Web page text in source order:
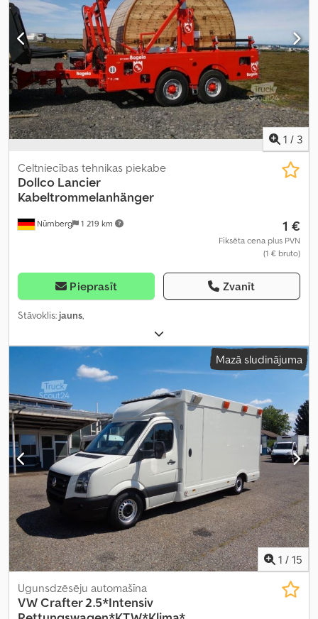
1 / 3
Nürnberg 1 219 km
Celtniecības tehnikas piekabe
Dollco Lancier
Kabeltrommelanhänger
1 €
Fiksēta cena plus PVN
(1 € bruto)
Pieprasīt Zvanīt
Stāvoklis: jauns,
Mazā sludinājuma
1 / 15
Ugunsdzēsēju automašīna
VWCrafter 2.5*Intensiv